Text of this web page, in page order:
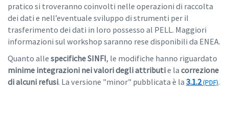
pratico si troveranno coinvolti nelle operazioni di raccolta
dei dati e nell’eventuale sviluppo di strumenti per il
trasferimento dei dati in loro possesso al PELL. Maggiori
informazioni sul workshop saranno rese disponibili da ENEA.
Quanto alle specifiche SINFI, le modifiche hanno riguardato
minime integrazioni nei valori degli attributie la correzione
di alcuni refusi. La versione "minor" pubblicata è la 3.1.2 .